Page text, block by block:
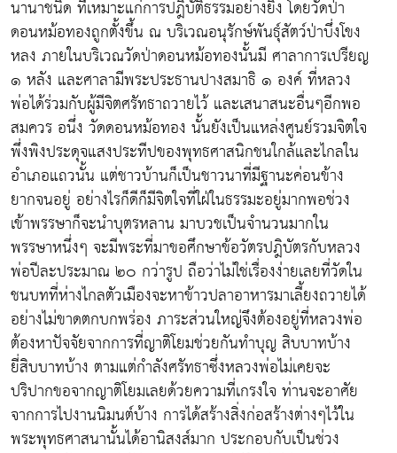
นานาชนิด ที่เหมาะแก่การปฎิบัติธรรมอย่างยิ่ง โดยวัดป่า
ดอนหม้อทองถูกตั้งขึ้น ณ บริเวณอนุรักษ์พันธุ์สัตว์ป่าบึ่งโขง
หลง ภายในบริเวณวัดป่าดอนหม้อทองนั้นมี ศาลาการเปรียญ
๑ หลัง และศาลามีพระประธานปางสมาธิ ๑ องค์ ที่หลวง
พ่อได้ร่วมกับผู้มีจิตศรัทธาถวายไว้ และเสนาสนะอื่นๆอีกพอ
สมควร อนึ่ง วัดดอนหม้อทอง นั้นยังเป็นแหล่งศูนย์รวมจิตใจ
พึ่งพิงประดุจแสงประทีปของพุทธศาสนิกชนใกล้และไกลใน
อำเภอแถวนั้น แต่ชาวบ้านก็เป็นชาวนาที่มีฐานะค่อนข้าง
ยากจนอยู่ อย่างไรก็ดีก็มีจิตใจที่ใฝ่ในธรรมะอยู่มากพอช่วง
เข้าพรรษาก็จะนำบุตรหลาน มาบวชเป็นจำนวนมากใน
พรรษาหนึ่งๆ จะมีพระที่มาขอศึกษาข้อวัตรปฎิบัตรกับหลวง
พ่อปีละประมาณ ๒๐ กว่ารูป ถือว่าไม่ใช่เรื่องง่ายเลยที่วัดใน
ชนบทที่ห่างไกลตัวเมืองจะหาข้าวปลาอาหารมาเลี้ยงถวายได้
อย่างไม่ขาดตกบกพร่อง ภาระส่วนใหญ่จึงต้องอยู่ที่หลวงพ่อ
ต้องหาปัจจัยจากการที่ญาติโยมช่วยกันทำบุญ สิบบาทบ้าง
ยี่สิบบาทบ้าง ตามแต่กำลังศรัทธาซึ่งหลวงพ่อไม่เคยจะ
ปริปากขอจากญาติโยมเลยด้วยความที่เกรงใจ ท่านจะอาศัย
จากการไปงานนิมนต์บ้าง การได้สร้างสิ่งก่อสร้างต่างๆไว้ใน
พระพุทธศาสนานั้นได้อานิสงส์มาก ประกอบกับเป็นช่วง